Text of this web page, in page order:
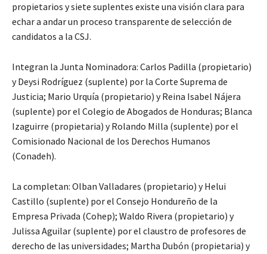
propietarios y siete suplentes existe una visión clara para
echar a andar un proceso transparente de selección de
candidatos a la CSJ.
Integran la Junta Nominadora: Carlos Padilla (propietario)
y Deysi Rodríguez (suplente) por la Corte Suprema de
Justicia; Mario Urquía (propietario) y Reina Isabel Nájera
(suplente) por el Colegio de Abogados de Honduras; Blanca
Izaguirre (propietaria) y Rolando Milla (suplente) por el
Comisionado Nacional de los Derechos Humanos
(Conadeh).
La completan: Olban Valladares (propietario) y Helui
Castillo (suplente) por el Consejo Hondureño de la
Empresa Privada (Cohep); Waldo Rivera (propietario) y
Julissa Aguilar (suplente) por el claustro de profesores de
derecho de las universidades; Martha Dubón (propietaria) y